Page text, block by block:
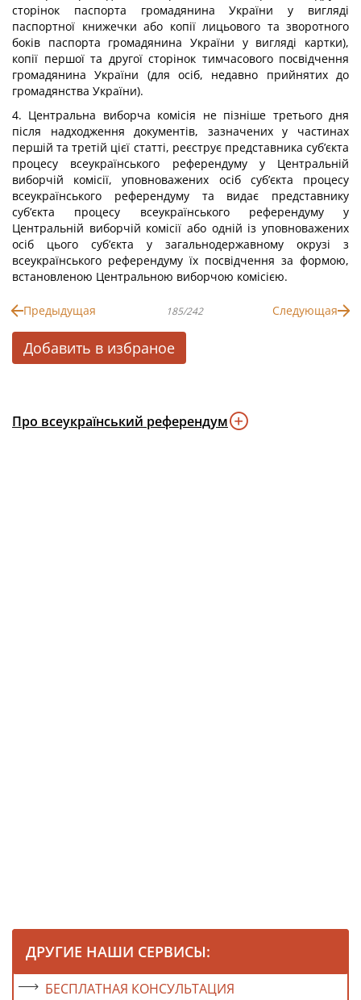
сторінок паспорта громадянина України у вигляді
паспортної книжечки або копії лицьового та зворотного
боків паспорта громадянина України у вигляді картки),
копії першої та другої сторінок тимчасового посвідчення
громадянина України (для осіб, недавно прийнятих до
громадянства України).
4. Центральна виборча комісія не пізніше третього дня
після надходження документів, зазначених у частинах
першій та третій цієї статті, реєструє представника суб’єкта
процесу всеукраїнського референдуму у Центральній
виборчій комісії, уповноважених осіб суб’єкта процесу
всеукраїнського референдуму та видає представнику
суб’єкта процесу всеукраїнського референдуму у
Центральній виборчій комісії або одній із уповноважених
осіб цього суб’єкта у загальнодержавному окрузі з
всеукраїнського референдуму їх посвідчення за формою,
встановленою Центральною виборчою комісією.
Предыдущая 185/242 Следующая
Добавить в избраное
Про всеукраїнський референдум
ДРУГИЕ НАШИ СЕРВИСЫ:
БЕСПЛАТНАЯ КОНСУЛЬТАЦИЯ